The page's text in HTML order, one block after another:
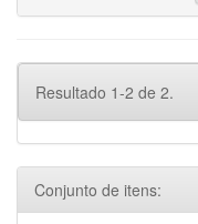
Resultado 1-2 de 2.
Conjunto de itens: